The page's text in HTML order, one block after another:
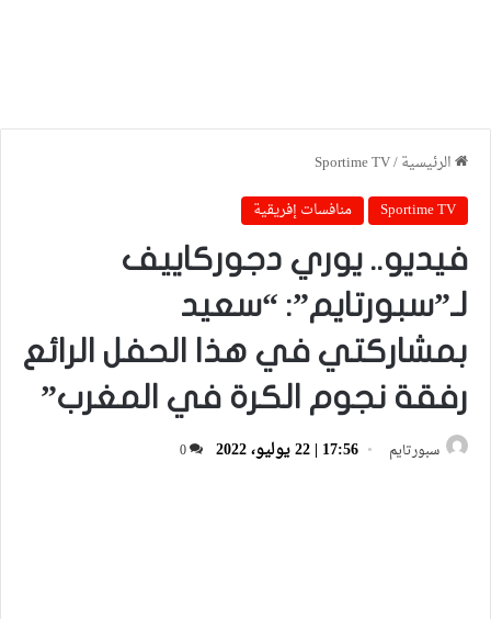
الرئيسية/
Sportime TV
Sportime TV
منافسات إفريقية
فيديو.. يوري دجوركاييف
لـ”سبورتايم”: “سعيد
بمشاركتي في هذا الحفل الرائع
رفقة نجوم الكرة في المغرب”
سبورتايم 17:56 | 22 يوليو، 2022 0